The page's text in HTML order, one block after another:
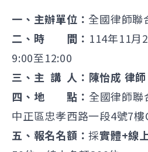
一、主辦單位： 全國律師聯
二、時 間： 114年11月
9:00至12:00
三、主 講 人： 陳怡成 律師
四、地 點： 全國律師聯
中正區忠孝西路一段4號7樓
五、報名名額：採實體+線